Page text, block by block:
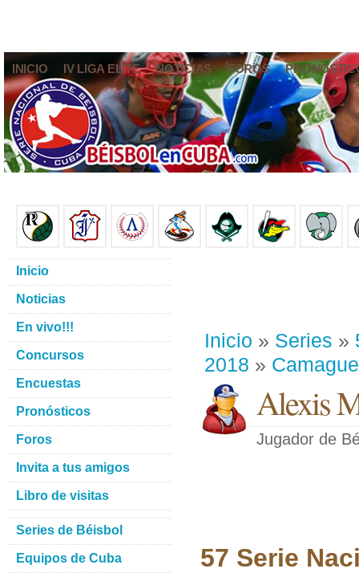
INICIO IV LIGA ELITE NOTICIAS FOROS
Inicio » Series »
2018 »
Alexis
Jugador de
57 Serie
Inicio
Noticias
En vivo!!!
Concursos
Encuestas
Pronósticos
Foros
Invita a tus amigos
Libro de visitas
Series de Béisbol
Equipos de Cuba